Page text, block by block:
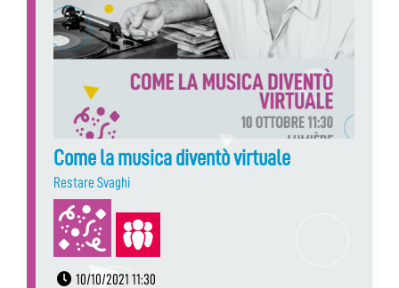
Come la musica diventò virtuale
Restare Svaghi
10/10/2021 11:30